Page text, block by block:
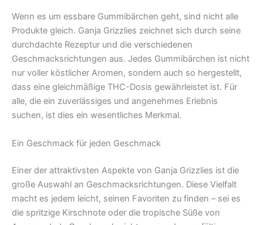
Wenn es um essbare Gummibärchen geht, sind nicht alle
Produkte gleich. Ganja Grizzlies zeichnet sich durch seine
durchdachte Rezeptur und die verschiedenen
Geschmacksrichtungen aus. Jedes Gummibärchen ist nicht
nur voller köstlicher Aromen, sondern auch so hergestellt,
dass eine gleichmäßige THC-Dosis gewährleistet ist. Für
alle, die ein zuverlässiges und angenehmes Erlebnis
suchen, ist dies ein wesentliches Merkmal.
Ein Geschmack für jeden Geschmack
Einer der attraktivsten Aspekte von Ganja Grizzlies ist die
große Auswahl an Geschmacksrichtungen. Diese Vielfalt
macht es jedem leicht, seinen Favoriten zu finden – sei es
die spritzige Kirschnote oder die tropische Süße von